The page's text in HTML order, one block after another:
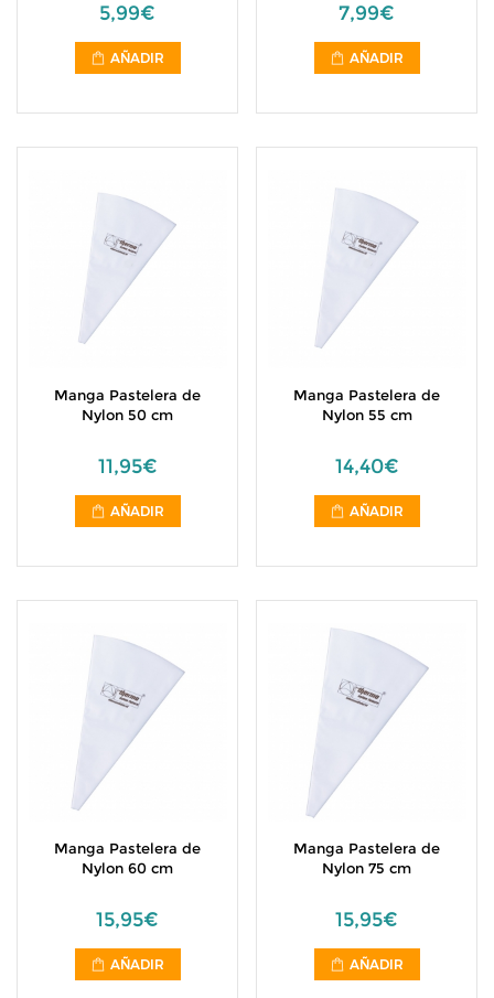
5,99€
AÑADIR
7,99€
AÑADIR
Manga Pastelera de
Nylon 50 cm
11,95€
AÑADIR
Manga Pastelera de
Nylon 55 cm
14,40€
AÑADIR
Manga Pastelera de
Nylon 60 cm
15,95€
AÑADIR
Manga Pastelera de
Nylon 75 cm
15,95€
AÑADIR